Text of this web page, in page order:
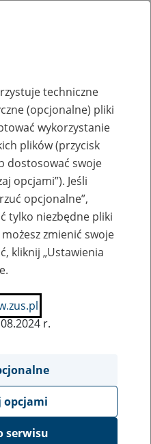
lub
pracy
techniczne
(opcjonalne) pliki
wykorzystanie
plików (przycisk
dostosować swoje
opcjami”). Jeśli
opcjonalne”,
tylko niezbędne pliki
zmienić swoje
kliknij „Ustawienia
r.
opcjami
serwisu